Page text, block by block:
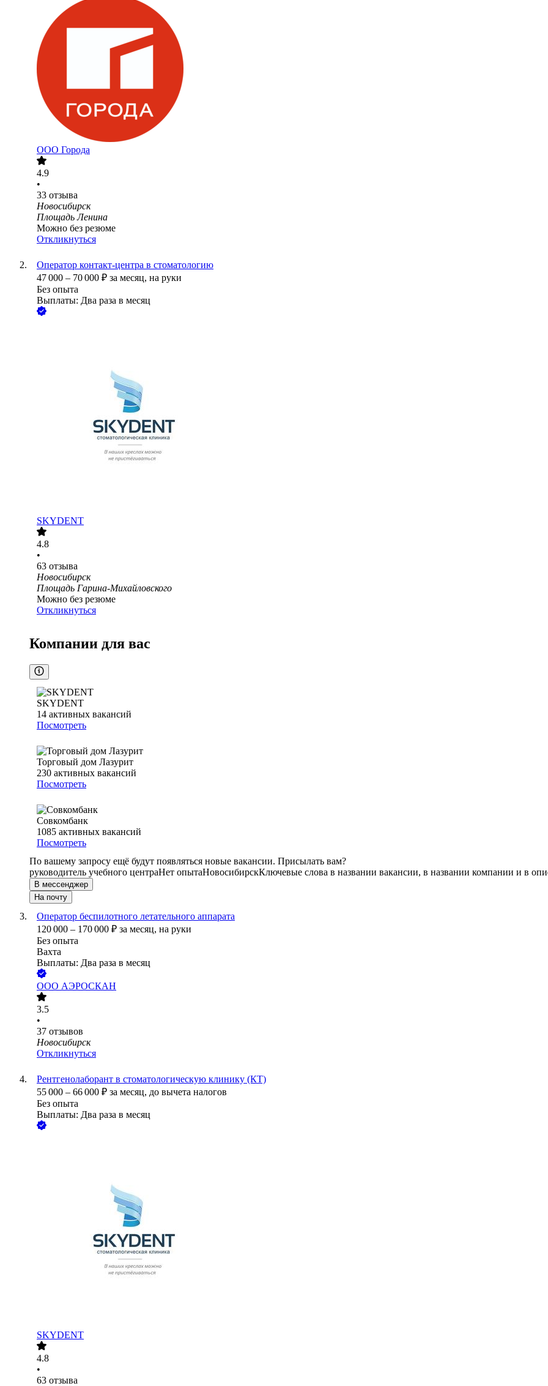
ООО Города
4.9
•
33 отзыва
Новосибирск
Площадь Ленина
Можно без резюме
Откликнуться
Оператор контакт-центра в стоматологию
47 000 – 70 000 ₽ за месяц, на руки
Без опыта
Выплаты: Два раза в месяц
SKYDENT
4.8
•
63 отзыва
Новосибирск
Площадь Гарина-Михайловского
Можно без резюме
Откликнуться
Компании для вас
SKYDENT
14 активных вакансий
Посмотреть
Торговый дом Лазурит
230 активных вакансий
Посмотреть
Совкомбанк
1085 активных вакансий
Посмотреть
По вашему запросу ещё будут появляться новые вакансии. Присылать вам?
руководитель учебного центраНет опытаНовосибирскКлючевые слова в названии вакансии, в названии компании и в
В мессенджер
На почту
Оператор беспилотного летательного аппарата
120 000 – 170 000 ₽ за месяц, на руки
Без опыта
Вахта
Выплаты: Два раза в месяц
ООО АЭРОСКАН
3.5
•
37 отзывов
Новосибирск
Откликнуться
Рентгенолаборант в стоматологическую клинику (КТ)
55 000 – 66 000 ₽ за месяц, до вычета налогов
Без опыта
Выплаты: Два раза в месяц
SKYDENT
4.8
•
63 отзыва